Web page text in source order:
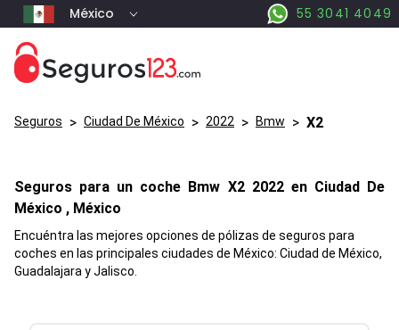
México 55 3041 4049
Seguros > Ciudad De México > 2022 > Bmw > X2
Seguros para un coche Bmw X22022 en Ciudad De
México , México
Encuéntra las mejores opciones de pólizas de seguros para
coches en las principales ciudades de México: Ciudad de México,
Guadalajara y Jalisco.